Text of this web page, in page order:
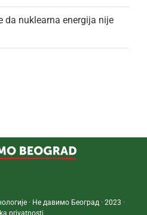
da nuklearna energija nije
· Не давимо Београд · 2023 ·